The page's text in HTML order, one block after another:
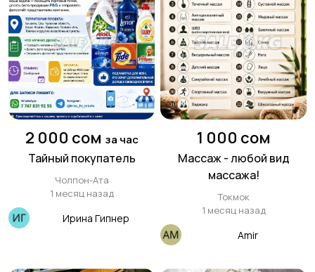
Животные Иссык Куль 2026
Разные товары или
услуги
2 000 сом за час
Тайный покупатель
Чолпон-Ата
1 месяц назад
Ирина Гипнер
1 000 сом
Массаж - любой вид
массажа!
Токмок
1 месяц назад
Amir